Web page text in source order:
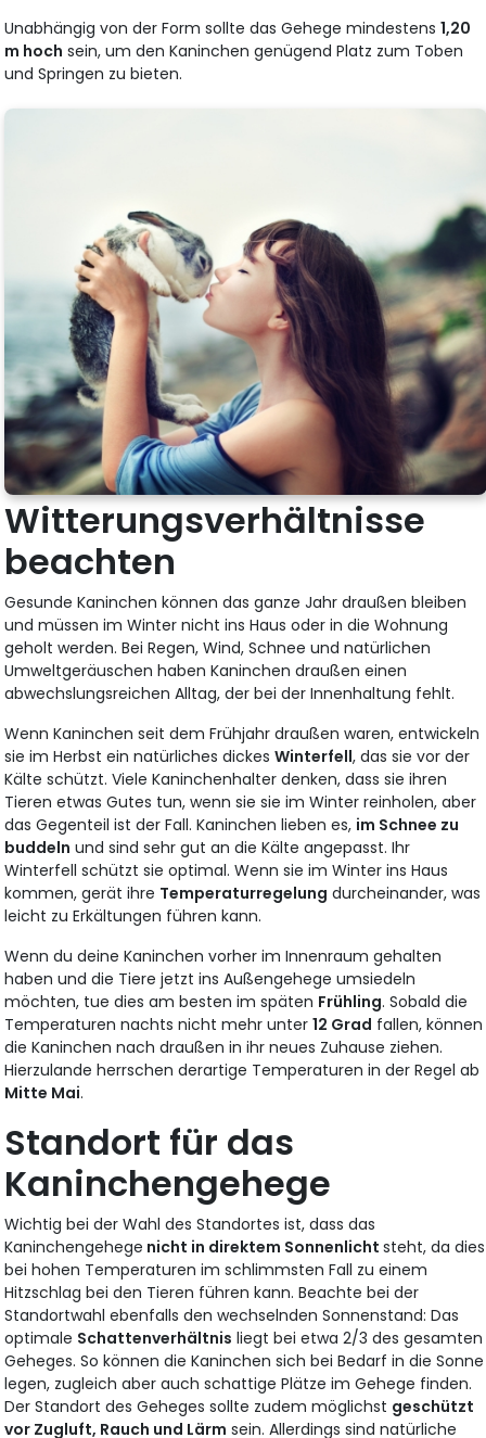
Unabhängig von der Form sollte das Gehege mindestens1,20
m hoch sein, um den Kaninchen genügend Platz zum Toben
und Springen zu bieten.
Witterungsverhältnisse
beachten
Gesunde Kaninchen können das ganze Jahr draußen bleiben
und müssen im Winter nicht ins Haus oder in die Wohnung
geholt werden. Bei Regen, Wind, Schnee und natürlichen
Umweltgeräuschen haben Kaninchen draußen einen
abwechslungsreichen Alltag, der bei der Innenhaltung fehlt.
Wenn Kaninchen seit dem Frühjahr draußen waren, entwickeln
sie im Herbst ein natürliches dickesWinterfell, das sie vor der
Kälte schützt. Viele Kaninchenhalter denken, dass sie ihren
Tieren etwas Gutes tun, wenn sie sie im Winter reinholen, aber
das Gegenteil ist der Fall. Kaninchen lieben es, im Schnee zu
buddeln und sind sehr gut an die Kälte angepasst. Ihr
Winterfell schützt sie optimal. Wenn sie im Winter ins Haus
kommen, gerät ihre Temperaturregelung durcheinander, was
leicht zu Erkältungen führen kann.
Wenn du deine Kaninchen vorher im Innenraum gehalten
haben und die Tiere jetzt ins Außengehege umsiedeln
möchten, tue dies am besten im späten Frühling. Sobald die
Temperaturen nachts nicht mehr unter12 Grad fallen, können
die Kaninchen nach draußen in ihr neues Zuhause ziehen.
Hierzulande herrschen derartige Temperaturen in der Regel ab
Mitte Mai.
Standort für das
Kaninchengehege
Wichtig bei der Wahl des Standortes ist, dass das
Kaninchengehege nicht in direktem Sonnenlichtsteht, da dies
bei hohen Temperaturen im schlimmsten Fall zu einem
Hitzschlag bei den Tieren führen kann. Beachte bei der
Standortwahl ebenfalls den wechselnden Sonnenstand: Das
optimale Schattenverhältnis liegt bei etwa 2/3 des gesamten
Geheges. So können die Kaninchen sich bei Bedarf in die Sonne
legen, zugleich aber auch schattige Plätze im Gehege finden.
Der Standort des Geheges sollte zudem möglichst geschützt
vor Zugluft, Rauch und Lärm sein. Allerdings sind natürliche